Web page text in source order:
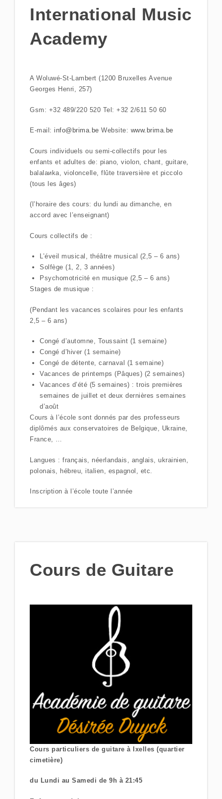
International Music
Academy
A Woluwé-St-Lambert (1200 Bruxelles Avenue
Georges Henri, 257)
Gsm: +32 489/220 520 Tel: +32 2/611 50 60
E-mail: info@brima.be Website: www.brima.be
Cours individuels ou semi-collectifs pour les
enfants et adultes de: piano, violon, chant, guitare,
balalaиka, violoncelle, flûte traversière et piccolo
(tous les âges)
(l’horaire des cours: du lundi au dimanche, en
accord avec l’enseignant)
Cours collectifs de :
L’éveil musical, théâtre musical (2,5 – 6 ans)
Solfège (1, 2, 3 années)
Psychomotricité en musique (2,5 – 6 ans)
Stages de musique :
(Pendant les vacances scolaires pour les enfants
2,5 – 6 ans)
Congé d’automne, Toussaint (1 semaine)
Congé d’hiver (1 semaine)
Congé de détente, carnaval (1 semaine)
Vacances de printemps (Pâques) (2 semaines)
Vacances d’été (5 semaines) : trois premières
semaines de juillet et deux dernières semaines
d’août
Cours à l’école sont donnés par des professeurs
diplômés aux conservatoires de Belgique, Ukraine,
France, …
Langues : français, néerlandais, anglais, ukrainien,
polonais, hébreu, italien, espagnol, etc.
Inscription à l’école toute l’année
Cours de Guitare
Cours particuliers de guitare à Ixelles (quartier
cimetière)
du Lundi au Samedi de 9h à 21:45